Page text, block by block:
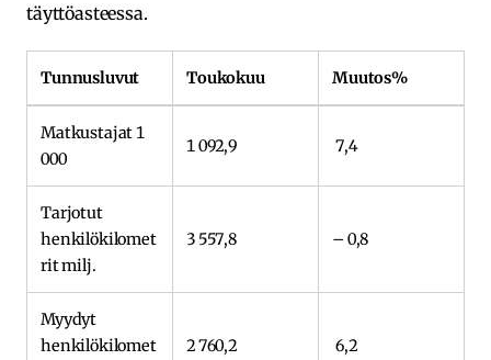
täyttöasteessa.
Tunnusluvut Toukokuu Muutos%
Matkustajat 1
000
1 092,9 7,4
Tarjotut
henkilökilomet
rit milj.
3 557,8 – 0,8
Myydyt
henkilökilomet
2 760,2 6,2